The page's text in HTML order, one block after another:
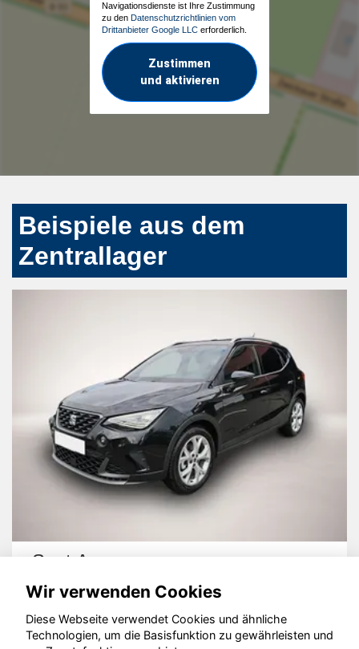
Navigationsdienste ist Ihre Zustimmung
zu den Datenschutzrichtlinien vom
Drittanbieter Google LLC erforderlich.
Zustimmen
und aktivieren
Beispiele aus dem
Zentrallager
Seat Arona
Wir verwenden Cookies
Diese Webseite verwendet Cookies und ähnliche
Technologien, um die Basisfunktion zu gewährleisten und